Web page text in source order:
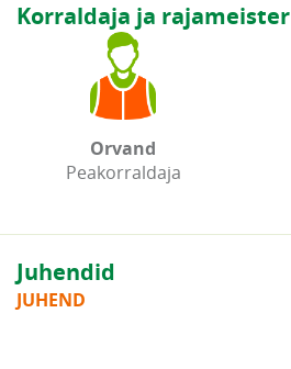
Korraldaja ja rajameister
Orvand
Peakorraldaja
Juhendid
JUHEND